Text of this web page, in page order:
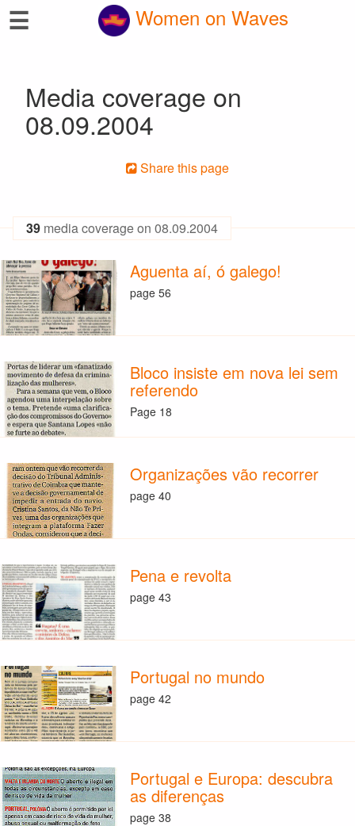
☰ Women on Waves
Media coverage on
08.09.2004
Share this page
39 media coverage on 08.09.2004
Aguenta aí, ó galego!
page 56
Bloco insiste em nova lei sem
referendo
Page 18
Organizações vão recorrer
page 40
Pena e revolta
page 43
Portugal no mundo
page 42
Portugal e Europa: descubra
as diferenças
page 38